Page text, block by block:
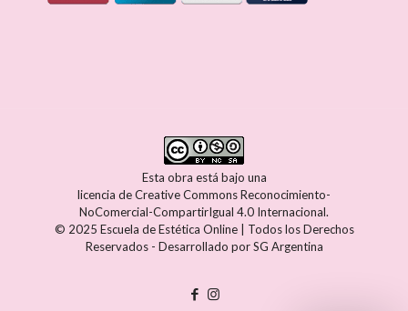
Esta obra está bajo una
licencia de Creative Commons Reconocimiento-
NoComercial-CompartirIgual 4.0 Internacional.
© 2025 Escuela de Estética Online | Todos los Derechos
Reservados - Desarrollado porSG Argentina